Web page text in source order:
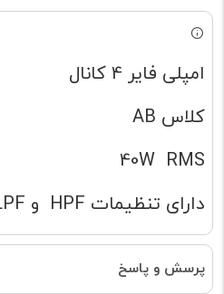
امپلی فایر 4 کانال
کلاس AB
40W RMS
دارای تنظیمات HPF و LPF
پرسش و پاسخ